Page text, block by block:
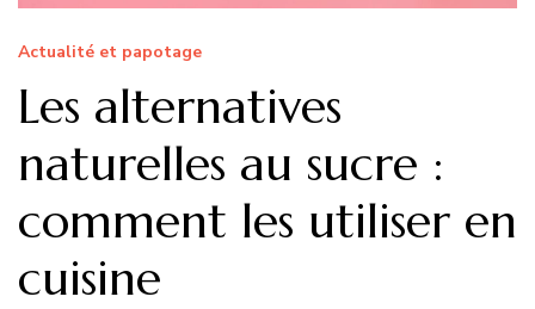
Actualité et papotage
Les alternatives
naturelles au sucre :
comment les utiliser en
cuisine